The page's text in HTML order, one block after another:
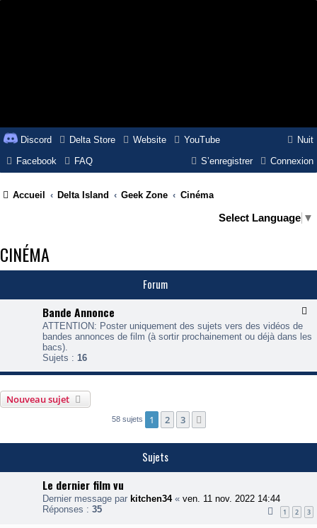
Nuit
Discord Delta Store Website
YouTube
Facebook
FAQ Connexion
S’enregistrer
Accueil Delta Island Geek Zone Cinéma
Select Language ▼
CINÉMA
Forum
x
a
Bande Annonce
ATTENTION: Poster uniquement des sujets vers des vidéos de
bandes annonces de film (à sortir prochainement ou déjà dans les
bacs).
Sujets : 16
Nouveau sujet
58 sujets 1 2 3
Sujets
Le dernier film vu
Dernier message par kitchen34« ven. 11 nov. 2022 14:44
Réponses : 35 1 2 3